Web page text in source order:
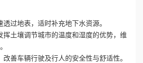
过地表，适时补充地下水资源。
挥土壤调节城市的温度和湿度的优势，维
善车辆行驶及行人的安全性与舒适性。